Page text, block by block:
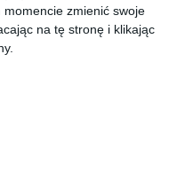
zmienić swoje
na tę stronę i klikając
- twierdzi konserwator